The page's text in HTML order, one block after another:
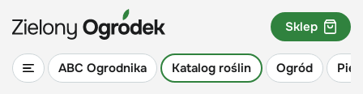
ABC Ogrodnika Katalog roślin Ogród
Sklep